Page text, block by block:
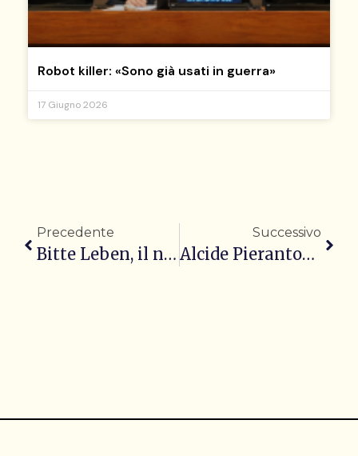
Robot killer: «Sono già usati in guerra»
17 Giugno 2026
Precedente
Bitte Leben, il nuovo album è la mappa per entrare nel mondo di Francamente
Successivo
Alcide Pierantozzi, Lo sbilico